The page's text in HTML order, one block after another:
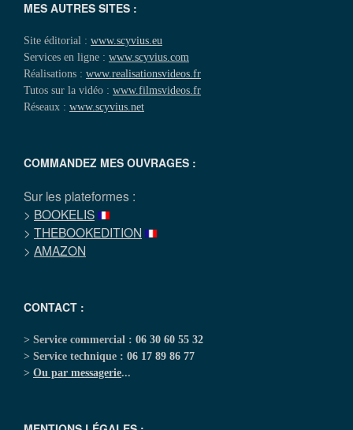
MES AUTRES SITES :
Site éditorial : www.scyvius.eu
Services en ligne : www.scyvius.com
Réalisations : www.realisationsvideos.fr
Tutos sur la vidéo : www.filmsvideos.fr
Réseaux : www.scyvius.net
COMMANDEZ MES OUVRAGES :
Sur les plateformes :
> BOOKELIS
> THEBOOKEDITION
> AMAZON
CONTACT :
> Service commercial : 06 30 60 55 32
> Service technique : 06 17 89 86 77
> Ou par messagerie...